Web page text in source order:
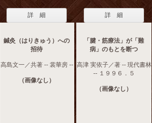
詳 細
鍼灸（はりきゅう）への
招待
高島文一／共著 -- 裳華房 --
（画像なし）
詳 細
「腱・筋療法」が「難
病」のもとを断つ
高津 実依子／著 -- 現代書林
-- １９９６．５
（画像なし）